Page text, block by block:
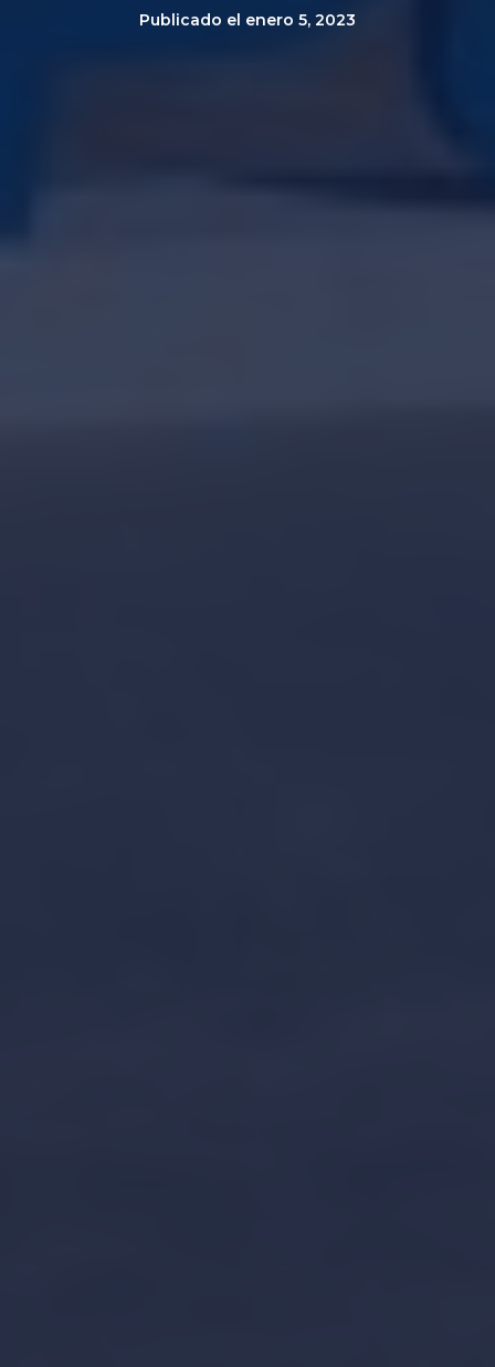
Publicado el enero 5, 2023